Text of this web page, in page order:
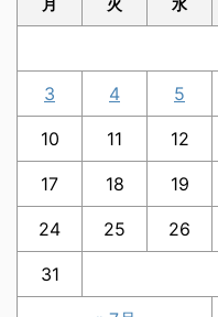
月 火 水
3 4 5
10 11 12
17 18 19
24 25 26
31